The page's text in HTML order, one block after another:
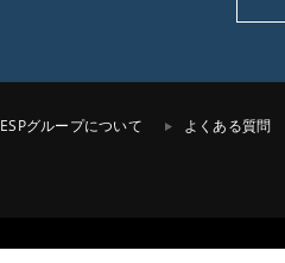
ESPグループについて よくある質問